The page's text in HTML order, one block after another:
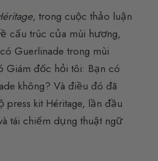
, trong cuộc thảo luận
cấu trúc của mùi hương,
Guerlinade trong mùi
Giám đốc hỏi tôi: Bạn có
không? Và điều đó đã
kit Héritage, lần đầu
tái chiếm dụng thuật ngữ